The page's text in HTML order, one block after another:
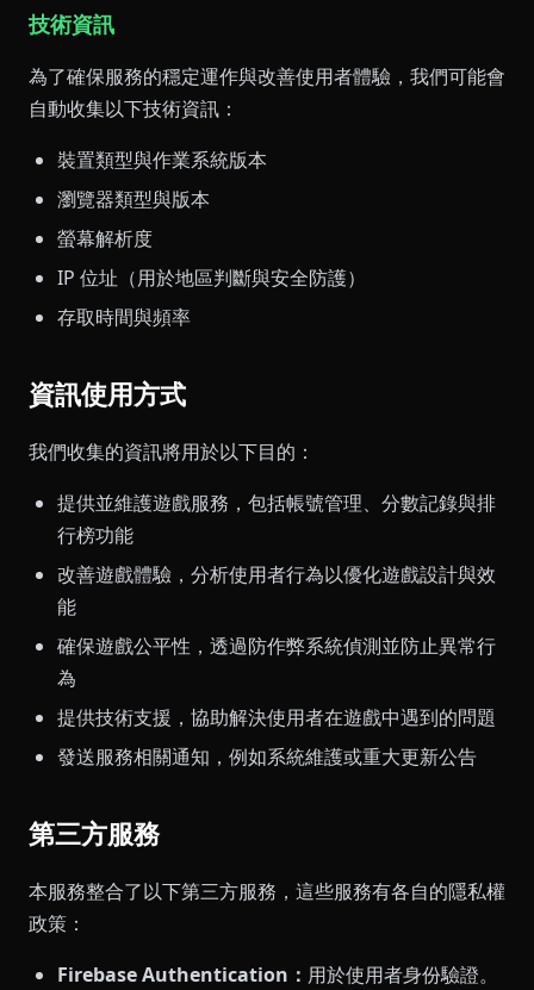
技術資訊
為了確保服務的穩定運作與改善使用者體驗，我們可能會
自動收集以下技術資訊：
裝置類型與作業系統版本
瀏覽器類型與版本
螢幕解析度
IP 位址（用於地區判斷與安全防護）
存取時間與頻率
資訊使用方式
我們收集的資訊將用於以下目的：
提供並維護遊戲服務，包括帳號管理、分數記錄與排
行榜功能
改善遊戲體驗，分析使用者行為以優化遊戲設計與效
能
確保遊戲公平性，透過防作弊系統偵測並防止異常行
為
提供技術支援，協助解決使用者在遊戲中遇到的問題
發送服務相關通知，例如系統維護或重大更新公告
第三方服務
本服務整合了以下第三方服務，這些服務有各自的隱私權
政策：
Firebase Authentication： 用於使用者身份驗證。